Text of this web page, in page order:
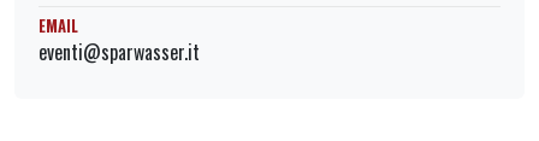
EMAIL
eventi@sparwasser.it